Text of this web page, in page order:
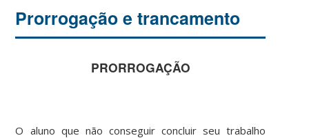
Prorrogação e trancamento
PRORROGAÇÃO
O aluno que não conseguir concluir seu trabalho